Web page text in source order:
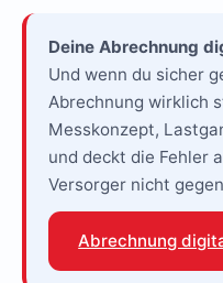
Deine Abrechnung
Und wenn du sicher
Abrechnung wirklich
Messkonzept,
und deckt die Fehler
Versorger nicht
Abrechnung